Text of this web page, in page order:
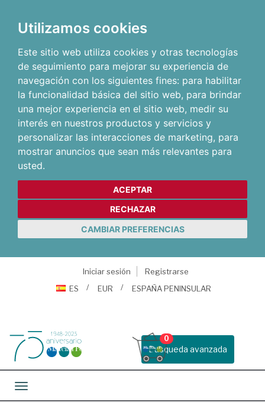
Utilizamos cookies
Este sitio web utiliza cookies y otras tecnologías
de seguimiento para mejorar su experiencia de
navegación con los siguientes fines: para habilitar
la funcionalidad básica del sitio web, para brindar
una mejor experiencia en el sitio web, medir su
interés en nuestros productos y servicios y
personalizar las interacciones de marketing, para
mostrar anuncios que sean más relevantes para
usted.
ACEPTAR
RECHAZAR
CAMBIAR PREFERENCIAS
Iniciar sesión
Registrarse
ES
EUR ESPAÑA PENINSULAR
Busqueda avanzada
0
Toggle navigation